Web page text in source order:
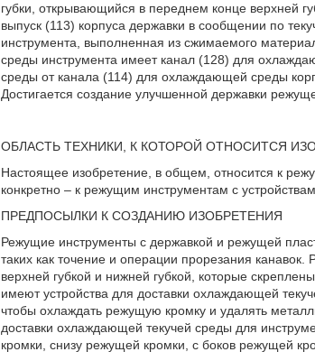
губки, открывающийся в переднем конце верхней
выпуск (113) корпуса державки в сообщении по
инструмента, выполненная из сжимаемого
среды инструмента имеет канал (128) для
среды от канала (114) для охлаждающей среды
Достигается создание улучшенной державки
ОБЛАСТЬ ТЕХНИКИ, К КОТОРОЙ ОТНОСИТСЯ
Настоящее изобретение, в общем, относится к
конкретно – к режущим инструментам с
ПРЕДПОСЫЛКИ К СОЗДАНИЮ ИЗОБРЕТЕНИЯ
Режущие инструменты с державкой и режущей
таких как точение и операции прорезания
верхней губкой и нижней губкой, которые
имеют устройства для доставки охлаждающей
чтобы охлаждать режущую кромку и удалять
доставки охлаждающей текучей среды для
кромки, снизу режущей кромки, с боков режущей